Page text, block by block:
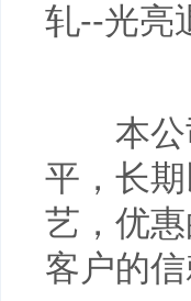
轧--光亮
本公
平，长
艺，优
客户的信